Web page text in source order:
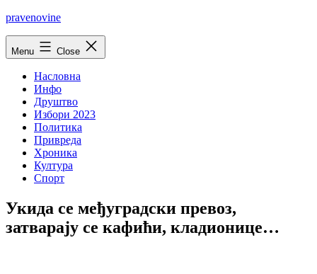
Skip
pravenovine
Menu Close
Насловна
Инфо
Друштво
Избори 2023
Политика
Привреда
Хроника
Култура
Спорт
Укида се међуградски превоз,
затварају се кафићи, кладионице…